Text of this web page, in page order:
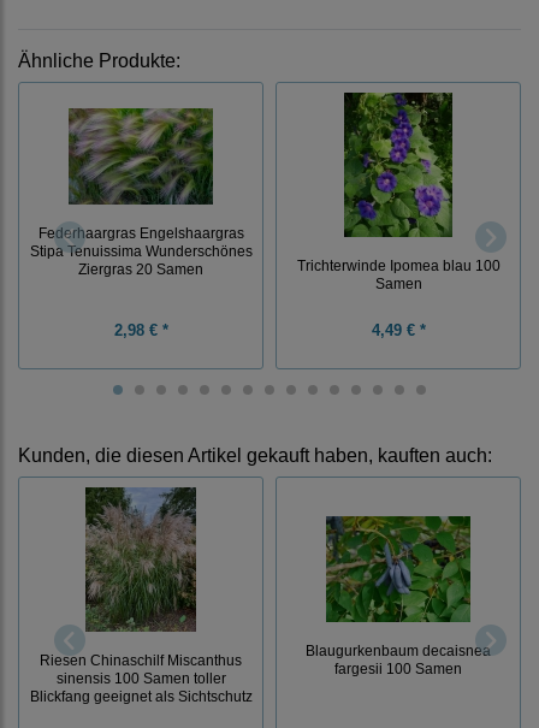
Ähnliche Produkte:
Federhaargras Engelshaargras
Stipa Tenuissima Wunderschönes
Ziergras 20 Samen
2,98 € *
Trichterwinde Ipomea blau 100
Samen
4,49 € *
Kunden, die diesen Artikel gekauft haben, kauften auch:
Riesen Chinaschilf Miscanthus
sinensis 100 Samen toller
Blickfang geeignet als Sichtschutz
Blaugurkenbaum decaisnea
fargesii 100 Samen